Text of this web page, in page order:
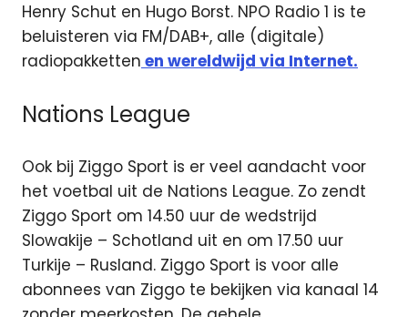
Henry Schut en Hugo Borst. NPO Radio 1 is te
beluisteren via FM/DAB+, alle (digitale)
radiopakketten en wereldwijd via Internet.
Nations League
Ook bij Ziggo Sport is er veel aandacht voor
het voetbal uit de Nations League. Zo zendt
Ziggo Sport om 14.50 uur de wedstrijd
Slowakije – Schotland uit en om 17.50 uur
Turkije – Rusland. Ziggo Sport is voor alle
abonnees van Ziggo te bekijken via kanaal 14